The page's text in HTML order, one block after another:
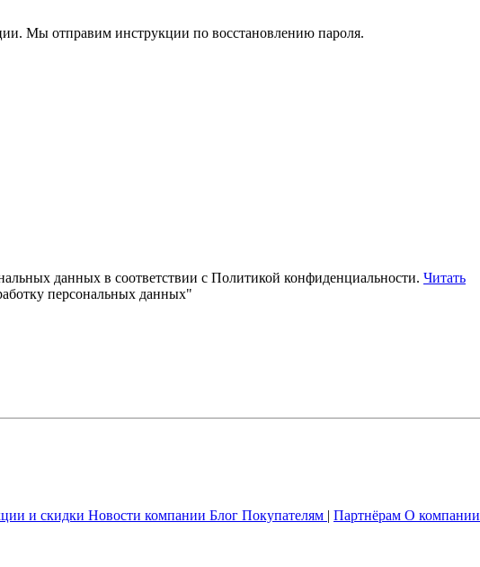
Мы отправим инструкции по восстановлению пароля.
данных в соответствии с Политикой конфиденциальности. Читать
персональных данных"
и скидки Новости компании Блог Покупателям | Партнёрам О компании